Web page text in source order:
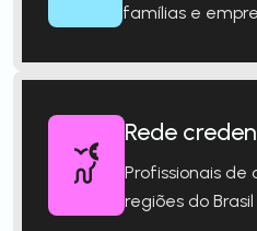
famílias e
Rede
Profissionais
regiões do